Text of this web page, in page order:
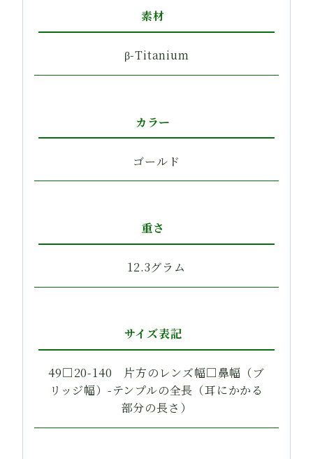
素材
β-Titanium
カラー
ゴールド
重さ
12.3グラム
サイズ表記
49□20-140 片方のレンズ幅□鼻幅（ブ
リッジ幅）-テンプルの全長（耳にかかる
部分の長さ）